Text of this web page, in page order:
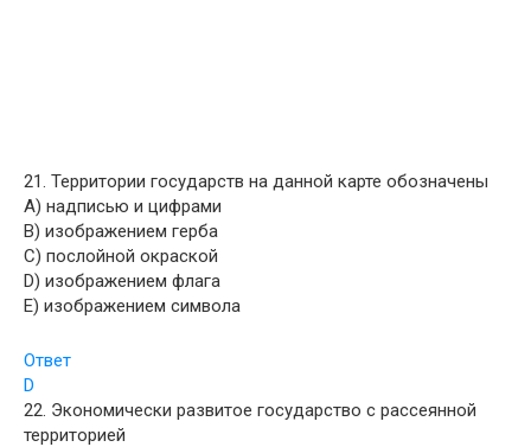
21. Территории государств на данной карте обозначены
A) надписью и цифрами
B) изображением герба
C) послойной окраской
D) изображением флага
E) изображением символа
Ответ
D
22. Экономически развитое государство с рассеянной
территорией